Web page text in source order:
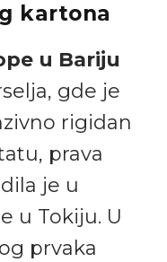
kartona
u Bariju
gde je
rigidan
prava
je u
u Tokiju. U
prvaka